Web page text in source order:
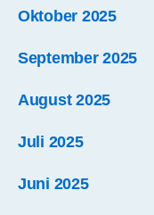
Oktober 2025
September 2025
August 2025
Juli 2025
Juni 2025